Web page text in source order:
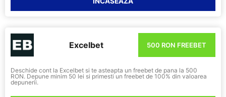
Excelbet 500 RON FREEBET
Deschide cont la Excelbet si te asteapta un freebet de pana la 500
RON. Depune minim 50 lei si primesti un freebet de 100% din valoarea
depunerii.